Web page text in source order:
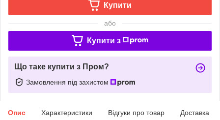
Купити
або
Купити з
Що таке купити з Пром?
Замовлення під захистом
Опис Характеристики Відгуки про товар Доставка